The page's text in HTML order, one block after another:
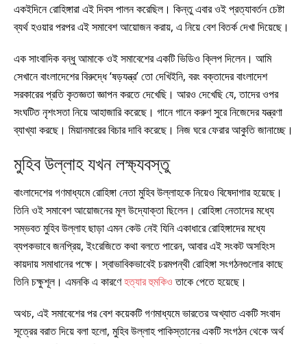
একইদিনে রোহিঙ্গারা এই দিবস পালন করেছিল। কিন্তু এবার ওই প্রত্যাবর্তন চেষ্টা
ব্যর্থ হওয়ার পরপর এই সমাবেশ আয়োজন করায়, এ নিয়ে বেশ বিতর্ক দেখা দিয়েছে।
এক সাংবাদিক বন্ধু আমাকে ওই সমাবেশের একটি ভিডিও ক্লিপ দিলেন। আমি
সেখানে বাংলাদেশের বিরুদ্ধে ‘ষড়যন্ত্র’ তো দেখিইনি, বরং বক্তাদের বাংলাদেশ
সরকারের প্রতি কৃতজ্ঞতা জ্ঞাপন করতে দেখেছি। আরও দেখেছি যে, তাদের ওপর
সংঘটিত নৃশংসতা নিয়ে আহাজারি করেছে। গানে গানে করুণ সুরে নিজেদের যন্ত্রণা
ব্যাখ্যা করছে। মিয়ানমারের বিচার দাবি করেছে। নিজ ঘরে ফেরার আকুতি জানাচ্ছে।
মুহিব উল্লাহ যখন লক্ষ্যবস্তু
বাংলাদেশের গণমাধ্যমে রোহিঙ্গা নেতা মুহিব উল্লাহকে নিয়েও বিষেদাগার হয়েছে।
তিনি ওই সমাবেশ আয়োজনের মূল উদ্যোক্তা ছিলেন। রোহিঙ্গা নেতাদের মধ্যে
সম্ভবত মুহিব উল্লাহ ছাড়া এমন কেউ নেই যিনি একাধারে রোহিঙ্গাদের মধ্যে
ব্যপকভাবে জনপ্রিয়, ইংরেজিতে কথা বলতে পারেন, আবার এই সংকট অসহিংস
কায়দায় সমাধানের পক্ষে। স্বাভাবিকভাবেই চরমপন্থী রোহিঙ্গা সংগঠনগুলোর কাছে
তিনি চক্ষুশূল। এমনকি এ কারণেহত্যার হুমকিওতাকে পেতে হয়েছে।
অথচ, এই সমাবেশের পর বেশ কয়েকটি গণমাধ্যমে ভারতের অখ্যাত একটি সংবাদ
সূত্রের বরাত দিয়ে বলা হলো, মুহিব উল্লাহ পাকিস্তানের একটি সংগঠন থেকে অর্থ